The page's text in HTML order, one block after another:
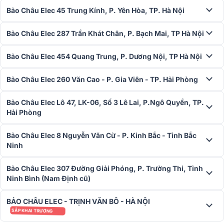
Loa sub điện BIK BBK-W25A
Để hoàn thiện dải trầm cho hệ thống karaoke,
W25A chính là lựa chọn không thể thiếu. Sản phẩm sở hữu thiết kế
vuông vức, chắc chắn với mặt lưới thép bảo vệ và logo thương hiệu
nổi bật, dễ dàng phối hợp với nhiều không gian nội thất khác nhau.
Điểm nổi bật của BBK-W25A nằm ở loa bass 12 inch dạng nón có
khả năng tái tạo âm trầm mạnh mẽ, uy lực nhưng vẫn giữ được độ
kiểm soát tốt. Công suất tối đa đạt tới 350W (ở 4Ω), đáp ứng dải
tần 20Hz – 150Hz, cho âm thanh trầm sâu, gọn gàng, không bị ù
nền.
Đặc biệt, loa được tích hợp sẵn ampli công suất bên trong, giúp việc
lắp đặt và phối ghép với các thiết bị như vang số, amply hay mixer
trở nên đơn giản và nhanh chóng. Ngoài ra, người dùng có thể chủ
động điều chỉnh tần số cắt và pha, đảm bảo loa sub hòa quyện nhịp
nhàng với loa chính mà không bị lấn át. Phù hợp cho không chỉ
phòng karaoke tại gia mà còn lý tưởng cho không gian mở như quán
cafe acoustic hoặc sự kiện ngoài trời quy mô nhỏ.
>> Xem chi tiết:Loa sub BIK BBK-W25A
Bảo Châu Elec 45 Trung Kính, P. Yên Hòa, TP. Hà Nội
Bảo Châu Elec 287 Trần Khát Chân, P. Bạch Mai, TP Hà Nội
Bảo Châu Elec 454 Quang Trung, P. Dương Nội, TP Hà Nội
Bảo Châu Elec 260 Văn Cao - P. Gia Viên - TP. Hải Phòng
Bảo Châu Elec Lô 47, LK-06, Số 3 Lê Lai, P.Ngô Quyền, TP.
Hải Phòng
Bảo Châu Elec 8 Nguyễn Văn Cừ - P. Kinh Bắc - Tỉnh Bắc
Ninh
Bảo Châu Elec 307 Đường Giải Phóng, P. Trường Thi, Tỉnh
Ninh Bình (Nam Định cũ)
BẢO CHÂU ELEC - TRỊNH VĂN BÔ - HÀ NỘI
SẮP KHAI TRƯƠNG